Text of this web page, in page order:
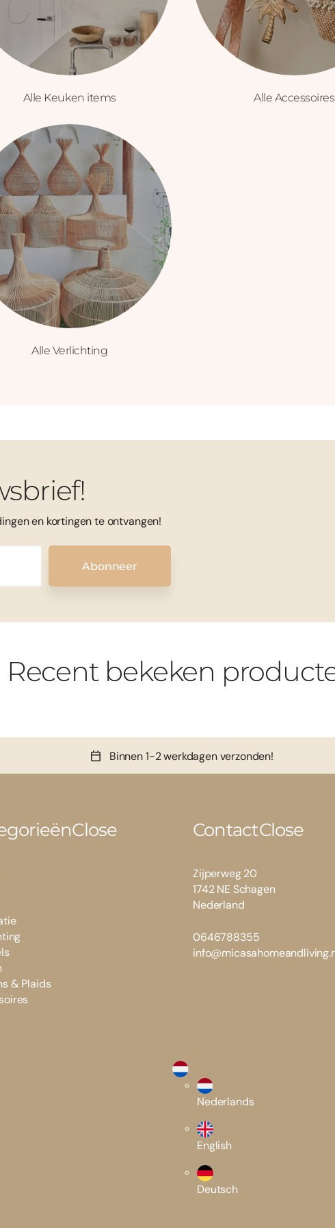
Alle Keuken items Alle Accessoires
Alle Verlichting
en kortingen te ontvangen!
Abonneer
Recent bekeken
Binnen 1-2 werkdagen verzonden!
Close
& Plaids
ContactClose
Zijperweg 20
1742 NE Schagen
Nederland
0646788355
Nederlands
English
Deutsch